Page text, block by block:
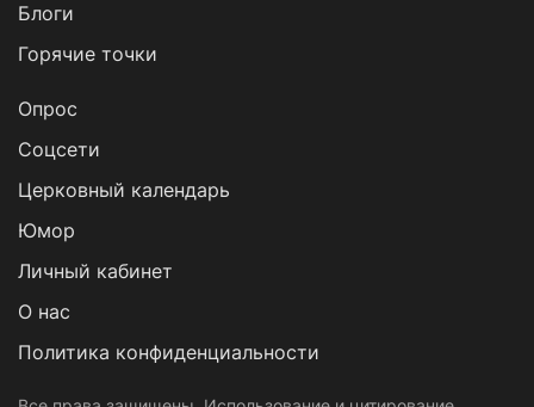
Блоги
Горячие точки
Опрос
Cоцсети
Церковный календарь
Юмор
Личный кабинет
О нас
Политика конфиденциальности